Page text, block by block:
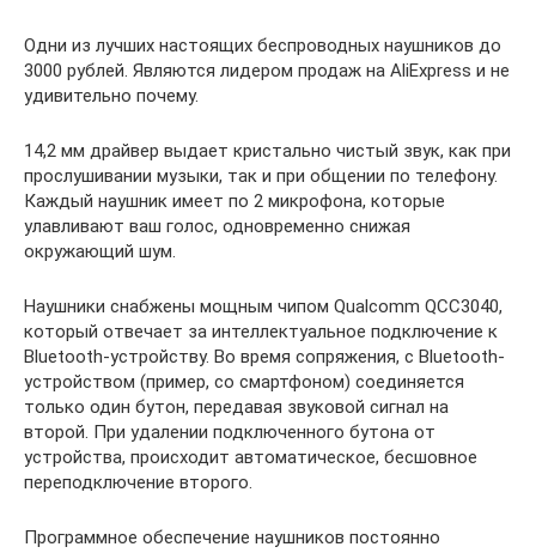
Одни из лучших настоящих беспроводных наушников до
3000 рублей. Являются лидером продаж на AliExpress и не
удивительно почему.
14,2 мм драйвер выдает кристально чистый звук, как при
прослушивании музыки, так и при общении по телефону.
Каждый наушник имеет по 2 микрофона, которые
улавливают ваш голос, одновременно снижая
окружающий шум.
Наушники снабжены мощным чипом Qualcomm QCC3040,
который отвечает за интеллектуальное подключение к
Bluetooth-устройству. Во время сопряжения, с Bluetooth-
устройством (пример, со смартфоном) соединяется
только один бутон, передавая звуковой сигнал на
второй. При удалении подключенного бутона от
устройства, происходит автоматическое, бесшовное
переподключение второго.
Программное обеспечение наушников постоянно